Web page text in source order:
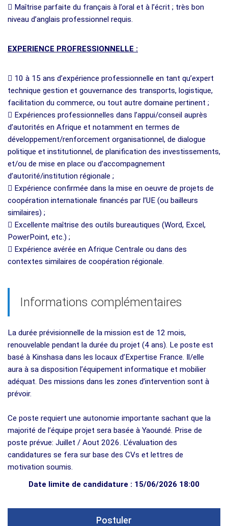
 Maîtrise parfaite du français à l’oral et à l’écrit ; très bon
niveau d’anglais professionnel requis.
EXPERIENCE PROFRESSIONNELLE :
 10 à 15 ans d’expérience professionnelle en tant qu’expert
technique gestion et gouvernance des transports, logistique,
facilitation du commerce, ou tout autre domaine pertinent ;
 Expériences professionnelles dans l’appui/conseil auprès
d’autorités en Afrique et notamment en termes de
développement/renforcement organisationnel, de dialogue
politique et institutionnel, de planification des investissements,
et/ou de mise en place ou d’accompagnement
d’autorité/institution régionale ;
 Expérience confirmée dans la mise en oeuvre de projets de
coopération internationale financés par l’UE (ou bailleurs
similaires) ;
 Excellente maîtrise des outils bureautiques (Word, Excel,
PowerPoint, etc.) ;
 Expérience avérée en Afrique Centrale ou dans des
contextes similaires de coopération régionale.
Informations complémentaires
La durée prévisionnelle de la mission est de 12 mois,
renouvelable pendant la durée du projet (4 ans). Le poste est
basé à Kinshasa dans les locaux d’Expertise France. Il/elle
aura à sa disposition l’équipement informatique et mobilier
adéquat. Des missions dans les zones d’intervention sont à
prévoir.
Ce poste requiert une autonomie importante sachant que la
majorité de l’équipe projet sera basée à Yaoundé. Prise de
poste prévue: Juillet / Aout 2026. L'évaluation des
candidatures se fera sur base des CVs et lettres de
motivation soumis.
Date limite de candidature : 15/06/2026 18:00
Postuler